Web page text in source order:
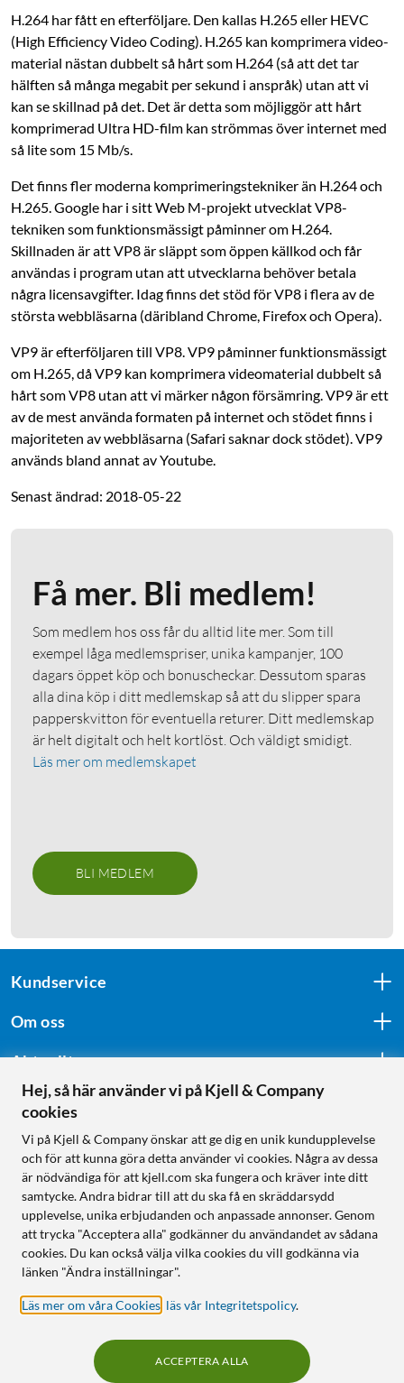
H.264 har fått en efterföljare. Den kallas H.265 eller HEVC
(High Efficiency Video Coding). H.265 kan komprimera video­
material nästan dubbelt så hårt som H.264 (så att det tar
hälften så många megabit per sekund i anspråk) utan att vi
kan se skillnad på det. Det är detta som möjliggör att hårt
komprimerad Ultra HD-film kan strömmas över internet med
så lite som 15 Mb/s.
Det finns fler moderna komprimeringstekniker än H.264 och
H.265. Google har i sitt Web M-projekt utvecklat VP8-
tekniken som funktionsmässigt påminner om H.264.
Skillnaden är att VP8 är släppt som öppen källkod och får
användas i program utan att utvecklarna behöver betala
några licensavgifter. Idag finns det stöd för VP8 i flera av de
största webbläsarna (däribland Chrome, Firefox och Opera).
VP9 är efterföljaren till VP8. VP9 påminner funktionsmässigt
om H.265, då VP9 kan komprimera videomaterial dubbelt så
hårt som VP8 utan att vi märker någon försämring. VP9 är ett
av de mest använda formaten på internet och stödet finns i
majoriteten av webbläsarna (Safari saknar dock stödet). VP9
används bland annat av Youtube.
Senast ändrad: 2018-05-22
Få mer. Bli medlem!
Som medlem hos oss får du alltid lite mer. Som till
exempel låga medlemspriser, unika kampanjer, 100
dagars öppet köp och bonuscheckar. Dessutom sparas
alla dina köp i ditt medlemskap så att du slipper spara
papperskvitton för eventuella returer. Ditt medlemskap
är helt digitalt och helt kortlöst. Och väldigt smidigt.
Läs mer om medlemskapet
BLI MEDLEM
Kundservice
Om oss
Aktuellt
Följ oss
Handla från:
Sverige
Norge
Hej, så här använder vi på Kjell & Company
cookies
Vi på Kjell & Company önskar att ge dig en unik kundupplevelse
och för att kunna göra detta använder vi cookies. Några av dessa
är nödvändiga för att kjell.com ska fungera och kräver inte ditt
samtycke. Andra bidrar till att du ska få en skräddarsydd
upplevelse, unika erbjudanden och anpassade annonser. Genom
att trycka "Acceptera alla" godkänner du användandet av sådana
cookies. Du kan också välja vilka cookies du vill godkänna via
länken "Ändra inställningar".
Läs mer om våra Cookies läs vår Integritetspolicy.
ACCEPTERA ALLA